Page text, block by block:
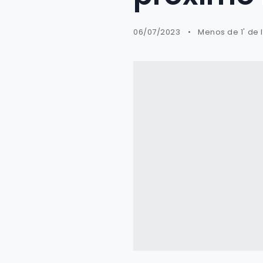
06/07/2023 Menos de 1' de